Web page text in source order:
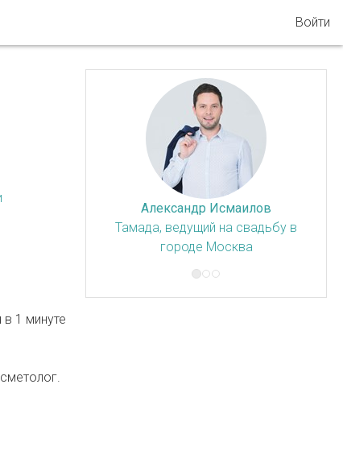
Войти
1 минуте
Александр Исмаилов
Тамада, ведущий на свадьбу в
городе Москва